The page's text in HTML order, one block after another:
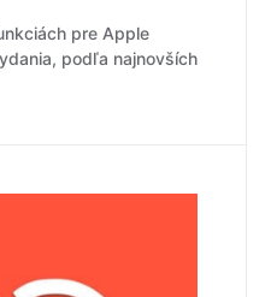
pre Apple
podľa najnovších